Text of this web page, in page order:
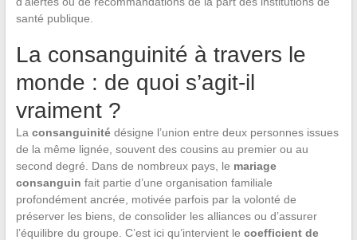
santé publique.
La consanguinité à travers le
monde : de quoi s’agit-il
vraiment ?
La consanguinitédésigne l’union entre deux personnes issues
de la même lignée, souvent des cousins au premier ou au
second degré. Dans de nombreux pays, le mariage
consanguin fait partie d’une organisation familiale
profondément ancrée, motivée parfois par la volonté de
préserver les biens, de consolider les alliances ou d’assurer
l’équilibre du groupe. C’est ici qu’intervient le coefficient de